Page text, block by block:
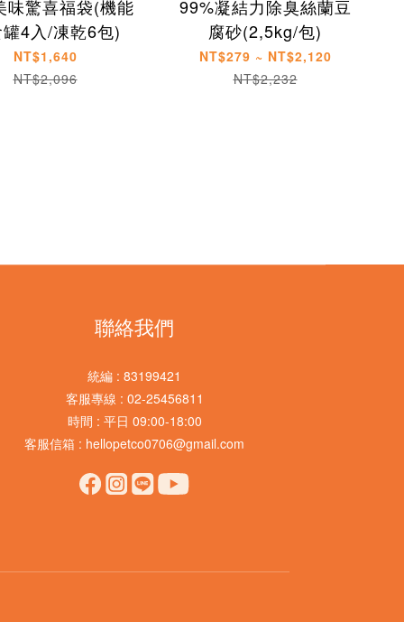
味驚喜福袋(機能
4入/凍乾6包)
NT$1,640
NT$2,096
99%凝結力除臭絲蘭豆
腐砂(2,5kg/包)
NT$279 ~ NT$2,120
NT$2,232
聯絡我們
統編 : 83199421
客服專線 : 02-25456811
時間 : 平日 09:00-18:00
客服信箱 : hellopetco0706@gmail.com